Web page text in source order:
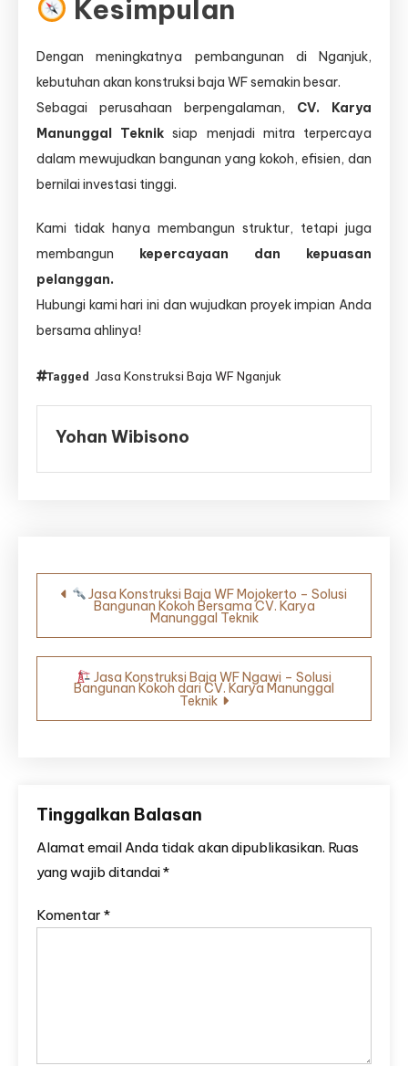
Kesimpulan
Dengan meningkatnya pembangunan di Nganjuk,
kebutuhan akan konstruksi baja WF semakin besar.
Sebagai perusahaan berpengalaman, CV. Karya
Manunggal Teknik siap menjadi mitra terpercaya
dalam mewujudkan bangunan yang kokoh, efisien, dan
bernilai investasi tinggi.
Kami tidak hanya membangun struktur, tetapi juga
membangun kepercayaan dan kepuasan
pelanggan.
Hubungi kami hari ini dan wujudkan proyek impian Anda
bersama ahlinya!
Tagged Jasa Konstruksi Baja WF Nganjuk
Yohan Wibisono
Navigasi
Jasa Konstruksi Baja WF Mojokerto – Solusi
Bangunan Kokoh Bersama CV. Karya
Manunggal Teknik
Jasa Konstruksi Baja WF Ngawi – Solusi
Bangunan Kokoh dari CV. Karya Manunggal
Teknik
Tinggalkan Balasan
Alamat email Anda tidak akan dipublikasikan. Ruas
yang wajib ditandai*
Komentar *